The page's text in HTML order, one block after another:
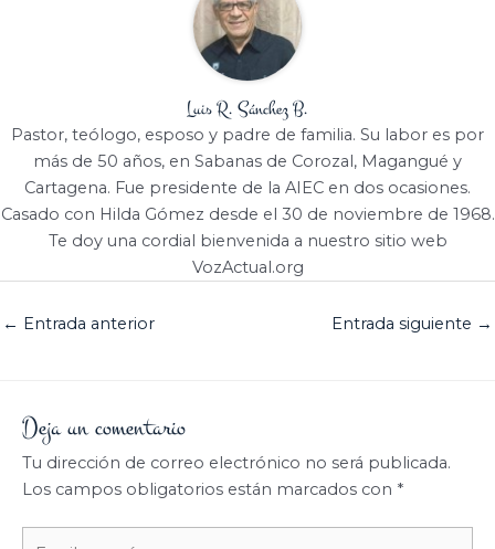
Luis R. Sánchez B.
Pastor, teólogo, esposo y padre de familia. Su labor es por
más de 50 años, en Sabanas de Corozal, Magangué y
Cartagena. Fue presidente de la AIEC en dos ocasiones.
Casado con Hilda Gómez desde el 30 de noviembre de 1968.
Te doy una cordial bienvenida a nuestro sitio web
VozActual.org
← Entrada anterior Entrada siguiente →
Deja un comentario
Tu dirección de correo electrónico no será publicada.
Los campos obligatorios están marcados con *